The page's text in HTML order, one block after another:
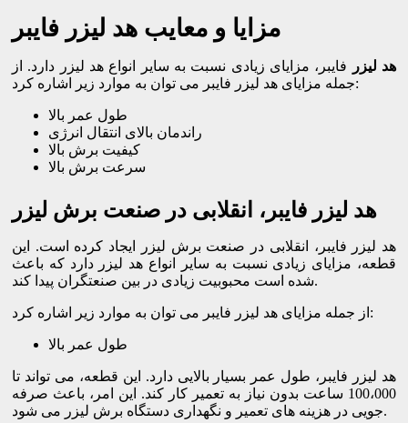
مزایا و معایب هد لیزر فایبر
هد لیزر
فایبر، مزایای زیادی نسبت به سایر انواع هد لیزر دارد. از
جمله مزایای هد لیزر فایبر می توان به موارد زیر اشاره کرد:
طول عمر بالا
راندمان بالای انتقال انرژی
کیفیت برش بالا
سرعت برش بالا
هد لیزر فایبر، انقلابی در صنعت برش لیزر
هد لیزر فایبر، انقلابی در صنعت برش لیزر ایجاد کرده است. این
قطعه، مزایای زیادی نسبت به سایر انواع هد لیزر دارد که باعث
شده است محبوبیت زیادی در بین صنعتگران پیدا کند.
از جمله مزایای هد لیزر فایبر می توان به موارد زیر اشاره کرد:
طول عمر بالا
هد لیزر فایبر، طول عمر بسیار بالایی دارد. این قطعه، می تواند تا
100،000 ساعت بدون نیاز به تعمیر کار کند. این امر، باعث صرفه
جویی در هزینه های تعمیر و نگهداری دستگاه برش لیزر می شود.